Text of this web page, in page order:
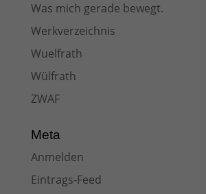
Was mich gerade bewegt.
Werkverzeichnis
Wuelfrath
Wülfrath
ZWAF
Meta
Anmelden
Eintrags-Feed